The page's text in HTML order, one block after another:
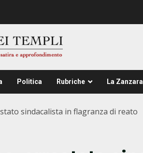
Politica Rubriche La
sindacalista in flagranza di reato